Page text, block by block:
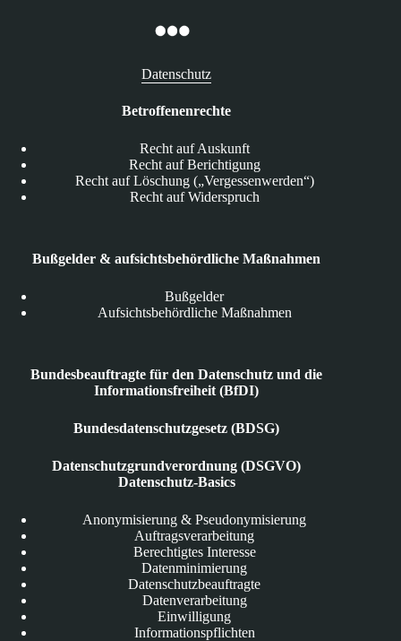
Datenschutz
Betroffenenrechte
Recht auf Auskunft
Recht auf Berichtigung
Recht auf Löschung („Vergessenwerden“)
Recht auf Widerspruch
Bußgelder & aufsichtsbehördliche Maßnahmen
Bußgelder
Aufsichtsbehördliche Maßnahmen
Bundesbeauftragte für den Datenschutz und die
Informationsfreiheit (BfDI)
Bundesdatenschutzgesetz (BDSG)
Datenschutzgrundverordnung (DSGVO)
Datenschutz-Basics
Anonymisierung & Pseudonymisierung
Auftragsverarbeitung
Berechtigtes Interesse
Datenminimierung
Datenschutzbeauftragte
Datenverarbeitung
Einwilligung
Informationspflichten